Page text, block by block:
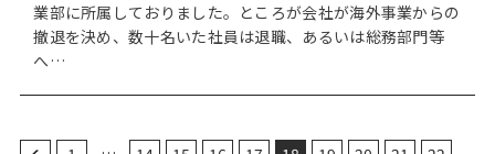
業部に所属しておりました。ところが会社が海外事業からの
撤退を決め、数十名いた社員は退職、あるいは総務部門等
へ…